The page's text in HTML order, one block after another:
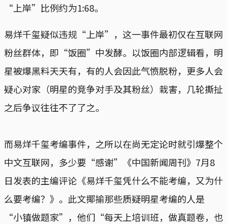
“上岸”比例约为1:68。
易烊千玺疑似违规“上岸”，这一事件最初仅在互联网
粉丝群体，即“饭圈”中发酵。以饭圈内部逻辑看，明
星被爆黑料天天有，有的人会因此气愤脱粉，更多人会
疑心对家（明星的竞争对手及其粉丝）栽害，几轮撕扯
之后争议往往不了了之。
而易烊千玺考编事件，之所以在尚无定论时就引爆整个
中文互联网，多少要“感谢”《中国新闻周刊》7月8
日发表的主编评论《易烊千玺凭什么不能考编，又为什
么要考编？》。此文揶揄那些质疑明星考编的人是
“小镇做题家”，他们“每天上培训班，做真题卷，也